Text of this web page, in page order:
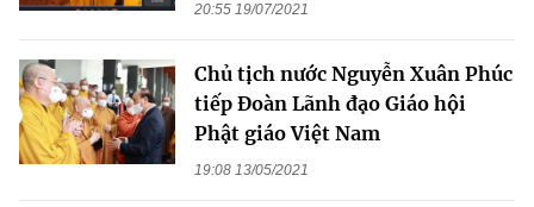
20:55 19/07/2021
Chủ tịch nước Nguyễn Xuân Phúc
tiếp Đoàn Lãnh đạo Giáo hội
Phật giáo Việt Nam
19:08 13/05/2021